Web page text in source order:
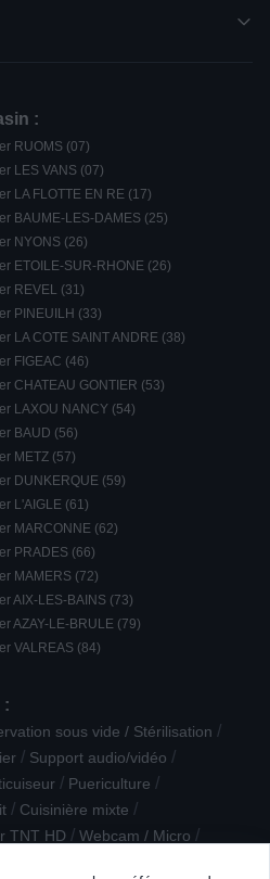
:
RUOMS (07)
LES VANS (07)
LA FLOTTE EN RE (17)
BAUME-LES-DAMES (25)
NYONS (26)
ETOILE-SUR-RHONE (26)
REVEL (31)
PINEUILH (33)
LA COTE SAINT ANDRE (38)
FIGEAC (46)
CHATEAU GONTIER (53)
LAXOU NANCY (54)
BAUD (56)
METZ (57)
DUNKERQUE (59)
L'AIGLE (61)
MARCONNE (62)
PRADES (66)
MAMERS (72)
AIX-LES-BAINS (73)
AZAY-LE-BRULE (79)
VALREAS (84)
:
sous vide / Stérilisation /
/ Support audio/vidéo /
/ Puericulture /
/ Cuisinière mixte /
TNT HD / Webcam / Micro /